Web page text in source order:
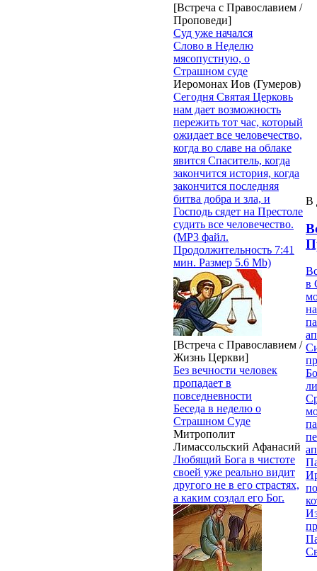
[Встреча с Православием /
Проповеди]
Суд уже начался
Слово в Неделю
мясопустную, о
Страшном суде
Иеромонах Иов (Гумеров)
Сегодня Святая Церковь
нам дает возможность
пережить тот час, который
ожидает все человечество,
когда во славе на облаке
явится Спаситель, когда
закончится история, когда
закончится последняя
битва добра и зла, и
Господь сядет на Престоле
судить все человечество.
(MP3 файл.
Продолжительность 7:41
мин. Размер 5.6 Mb)
[Встреча с Православием /
Жизнь Церкви]
Без вечности человек
пропадает в
повседневности
Беседа в неделю о
Страшном Суде
Митрополит
Лимассольский Афанасий
Любящий Бога в чистоте
своей уже реально видит
другого не в его страстях,
а каким создал его Бог.
В
в